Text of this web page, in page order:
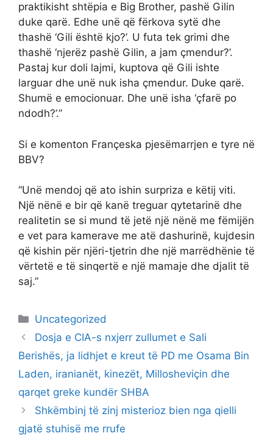
praktikisht shtëpia e Big Brother, pashë Gilin
duke qarë. Edhe unë që fërkova sytë dhe
thashë ‘Gili është kjo?’. U futa tek grimi dhe
thashë ‘njerëz pashë Gilin, a jam çmendur?’.
Pastaj kur doli lajmi, kuptova që Gili ishte
larguar dhe unë nuk isha çmendur. Duke qarë.
Shumë e emocionuar. Dhe unë isha ‘çfarë po
ndodh?’.”
Si e komenton Françeska pjesëmarrjen e tyre në
BBV?
“Unë mendoj që ato ishin surpriza e këtij viti.
Një nënë e bir që kanë treguar qytetarinë dhe
realitetin se si mund të jetë një nënë me fëmijën
e vet para kamerave me atë dashurinë, kujdesin
që kishin për njëri-tjetrin dhe një marrëdhënie të
vërtetë e të sinqertë e një mamaje dhe djalit të
saj.”
Categories
Uncategorized
Dosja e CIA-s nxjerr zullumet e Sali
Berishës, ja lidhjet e kreut të PD me Osama Bin
Laden, iranianët, kinezët, Millosheviçin dhe
qarqet greke kundër SHBA
Shkëmbinj të zinj misterioz bien nga qielli
gjatë stuhisë me rrufe